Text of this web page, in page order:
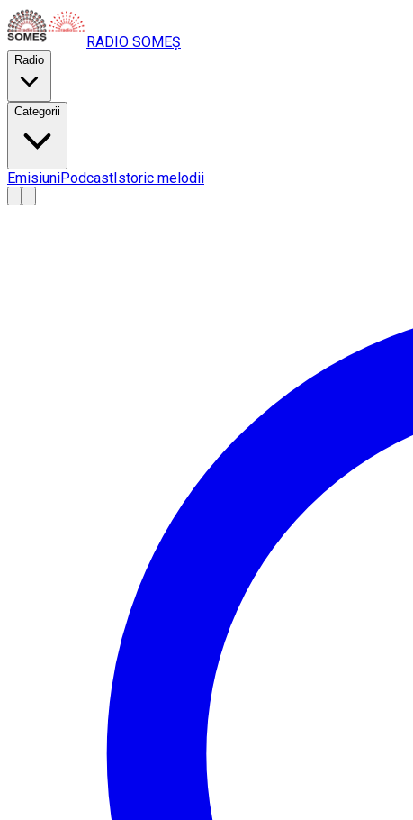
RADIO SOMEȘ
Radio
Categorii
EmisiuniPodcastIstoric melodii
AA